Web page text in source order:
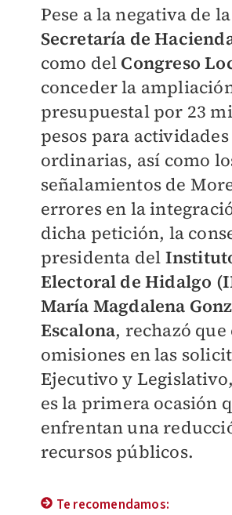
Pese a la negativa de la
Secretaría de
como del Congreso
conceder la
presupuestal por 23
pesos para actividades
ordinarias, así como
señalamientos de
errores en la
dicha petición, la
presidenta del
Electoral de Hidalgo
María Magdalena
Escalona, rechazó
omisiones en las
Ejecutivo y
es la primera ocasión
enfrentan una
recursos públicos.
Te recomendamos: